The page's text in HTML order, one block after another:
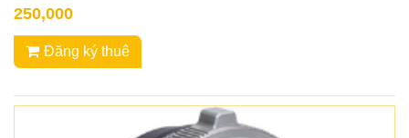
250,000
Đăng ký thuê